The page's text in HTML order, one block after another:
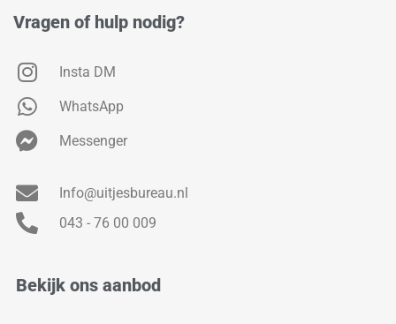
Vragen of hulp nodig?
Insta DM
WhatsApp
Messenger
Info@uitjesbureau.nl
043 - 76 00 009
Bekijk ons aanbod